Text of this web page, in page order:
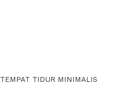
TEMPAT TIDUR MINIMALIS